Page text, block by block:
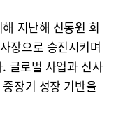
지난해 신동원 회
장으로 승진시키며
글로벌 사업과 신사
장기 성장 기반을